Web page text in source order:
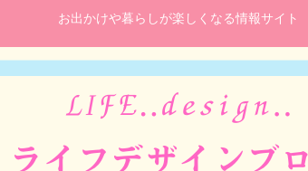
お出かけや暮らしが楽しくなる情報サイト